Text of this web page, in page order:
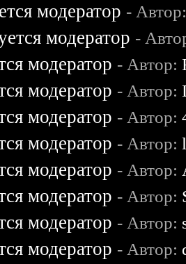
модератор -
модератор -
модератор - Автор:
модератор - Автор:
модератор - Автор:
модератор - Автор:
модератор - Автор:
модератор - Автор:
модератор - Автор:
модератор - Автор: